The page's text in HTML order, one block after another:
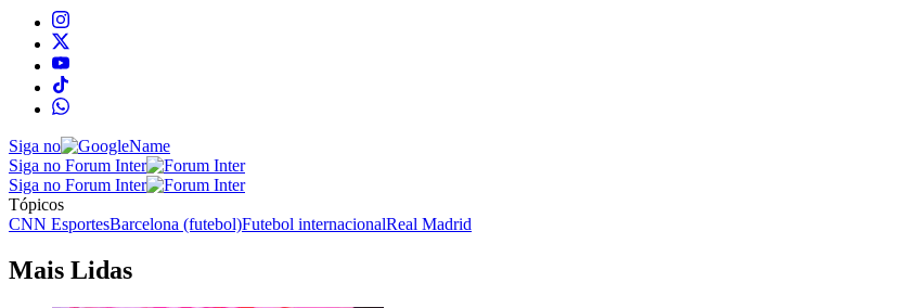
Siga no
Siga no Forum Inter
Siga no Forum Inter
Tópicos
CNN EsportesBarcelona (futebol)Futebol internacionalReal Madrid
Mais Lidas